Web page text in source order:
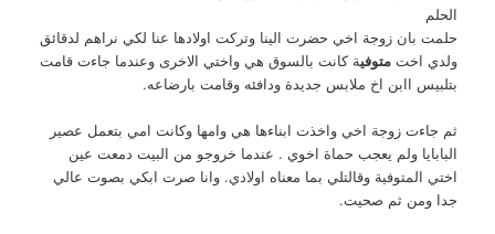
الحلم
حلمت بان زوجة اخي حضرت الينا وتركت اولادها عنا لكي نراهم لدقائق
ولدي اختمتوفية كانت بالسوق هي واختي الاخرى وعندما جاءت قامت
بتلبيس اابن اخ ملابس جديدة ودافئه وقامت بارضاعه.
ثم جاءت زوجة اخي واخذت ابناءها هي وامها وكانت امي بتعمل عصير
البابايا ولم يعجب حماة اخوي . عندما خروجو من البيت دمعت عين
اختي المتوفية وقالتلي بما معناه اولادي. وانا صرت ابكي بصوت عالي
جدا ومن ثم صحيت.